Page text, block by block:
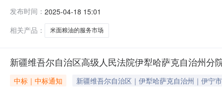
系电话:/采购计划文号:采购计划金额（元）:项目所在行
发布时间： 2025-04-18 15:01
相关产品：
米面粮油的服务市场
新疆维吾尔自治区高级人民法院伊犁哈萨克自治州分
中标｜中标通知
新疆维吾尔自治区｜伊犁哈萨克自治州｜伊宁市